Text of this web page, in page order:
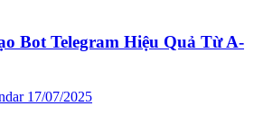
Bot Telegram Hiệu Quả Từ A-
17/07/2025